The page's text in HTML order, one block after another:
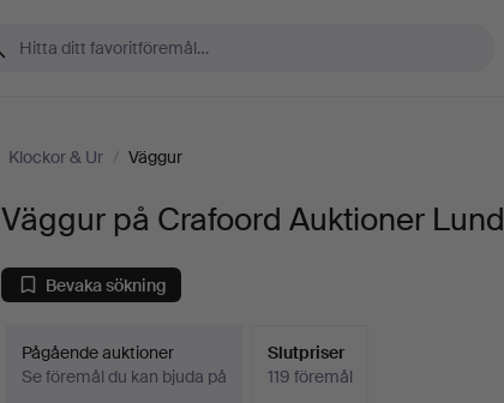
Klockor & Ur / Väggur
Väggur på Crafoord Auktioner Lund
Bevaka sökning
Pågående auktioner
Se föremål du kan bjuda på
Slutpriser
119 föremål